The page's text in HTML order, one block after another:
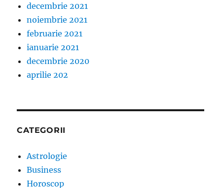
decembrie 2021
noiembrie 2021
februarie 2021
ianuarie 2021
decembrie 2020
aprilie 202
CATEGORII
Astrologie
Business
Horoscop